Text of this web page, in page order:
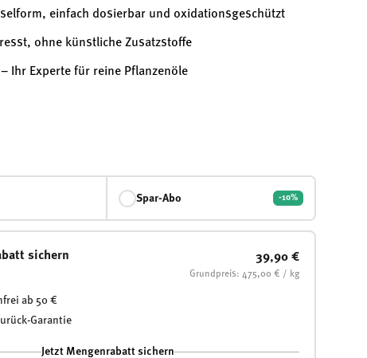
einfach dosierbar und oxidationsgeschützt
ohne künstliche Zusatzstoffe
Ihr Experte für reine Pflanzenöle
Spar-Abo -10%
sichern 39,90 €
Grundpreis: 475,00 € / kg
ab 50 €
Garantie
Jetzt Mengenrabatt sichern